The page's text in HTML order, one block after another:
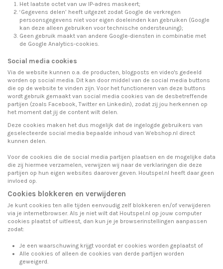
Het laatste octet van uw IP-adres maskeert;
‘Gegevens delen’ heeft uitgezet zodat Google de verkregen
persoonsgegevens niet voor eigen doeleinden kan gebruiken (Google
kan deze alleen gebruiken voor technische ondersteuning);
Geen gebruik maakt van andere Google-diensten in combinatie met
de Google Analytics-cookies.
Social media cookies
Via de website kunnen o.a. de producten, blogposts en video's gedeeld
worden op social media. Dit kan door middel van de social media buttons
die op de website te vinden zijn. Voor het functioneren van deze buttons
wordt gebruik gemaakt van social media cookies van de desbetreffende
partijen (zoals Facebook, Twitter en Linkedin), zodat zij jou herkennen op
het moment dat jij de content wilt delen.
Deze cookies maken het dus mogelijk dat de ingelogde gebruikers van
geselecteerde social media bepaalde inhoud van Webshop.nl direct
kunnen delen.
Voor de cookies die de social media partijen plaatsen en de mogelijke data
die zij hiermee verzamelen, verwijzen wij naar de verklaringen die deze
partijen op hun eigen websites daarover geven. Houtspel.nl heeft daar geen
invloed op.
Cookies blokkeren en verwijderen
Je kunt cookies ten alle tijden eenvoudig zelf blokkeren en/of verwijderen
via je internetbrowser. Als je niet wilt dat Houtspel.nl op jouw computer
cookies plaatst of uitleest, dan kun je je browserinstellingen aanpassen
zodat:
Je een waarschuwing krijgt voordat er cookies worden geplaatst of
Alle cookies of alleen de cookies van derde partijen worden
geweigerd.